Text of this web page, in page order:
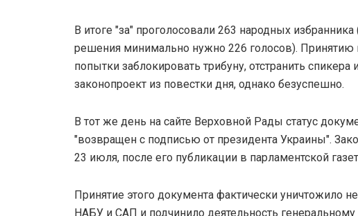
В итоге "за" проголосовали 263 народных избранника
решения минимально нужно 226 голосов).
попытки заблокировать трибуну, отстранить спикера
законопроект из повестки дня, однако безуспешно.
В тот же день на сайте Верховной Рады статус
"возвращен с подписью от президента Украины".
23 июля, после его публикации в парламентской
Принятие этого документа фактически уничтожило
НАБУ и САП и подчинило деятельность генеральному